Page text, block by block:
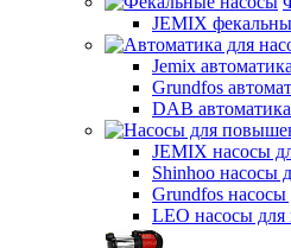
JEMIX
Jemix
Grundfos
DAB
JEMIX насосы
Shinhoo насосы
Grundfos
LEO насосы